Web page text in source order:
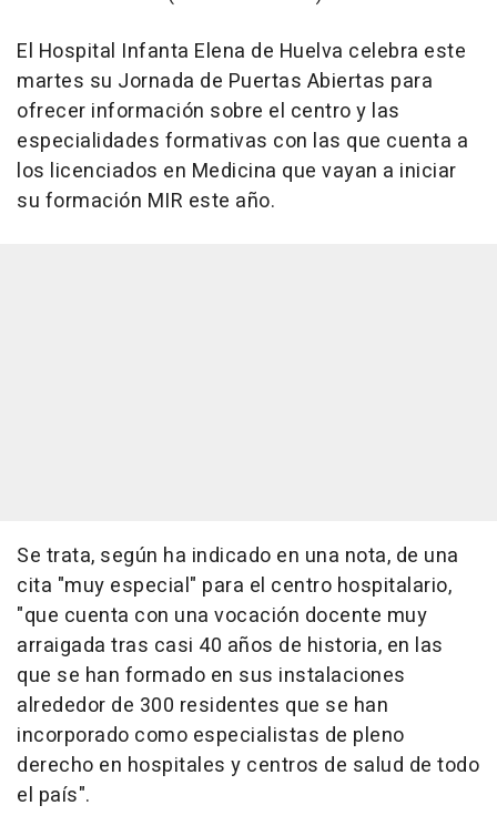
El Hospital Infanta Elena de Huelva celebra este
martes su Jornada de Puertas Abiertas para
ofrecer información sobre el centro y las
especialidades formativas con las que cuenta a
los licenciados en Medicina que vayan a iniciar
su formación MIR este año.
Se trata, según ha indicado en una nota, de una
cita "muy especial" para el centro hospitalario,
"que cuenta con una vocación docente muy
arraigada tras casi 40 años de historia, en las
que se han formado en sus instalaciones
alrededor de 300 residentes que se han
incorporado como especialistas de pleno
derecho en hospitales y centros de salud de todo
el país".